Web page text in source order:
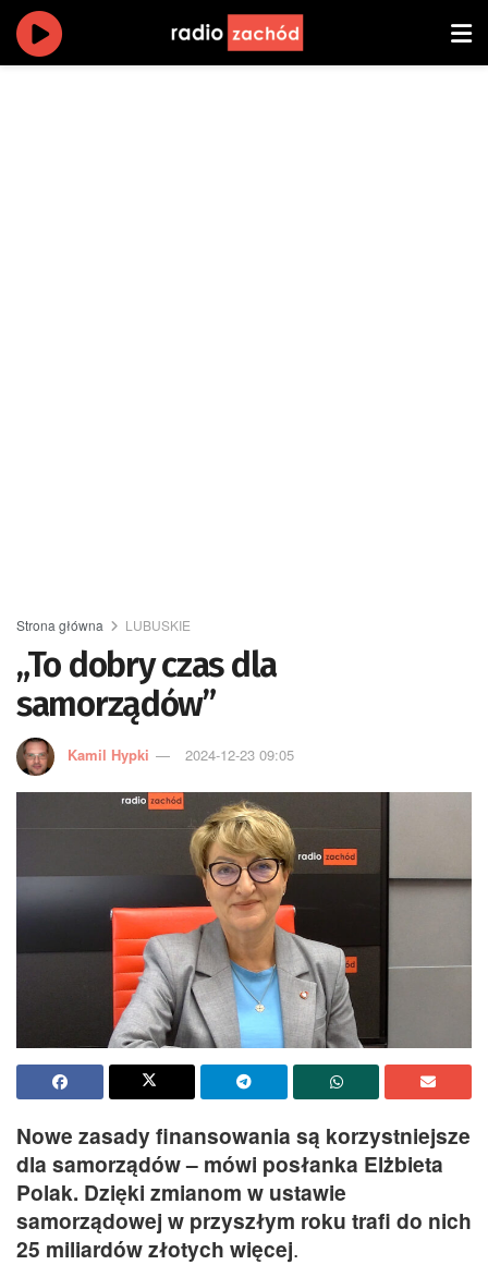
Strona główna LUBUSKIE
„To dobry czas dla
samorządów”
Kamil Hypki 2024-12-23 09:05
Nowe zasady finansowania są korzystniejsze
dla samorządów – mówi posłanka Elżbieta
Polak. Dzięki zmianom w ustawie
samorządowej w przyszłym roku trafi do nich
25 miliardów złotych więcej.